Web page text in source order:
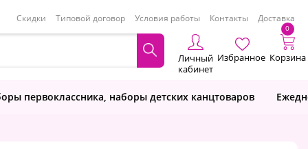
Скидки Типовой договор Условия работы Контакты Доставка
Личный
кабинет
Избранное
0
Корзина
первоклассника, наборы детских канцтоваров